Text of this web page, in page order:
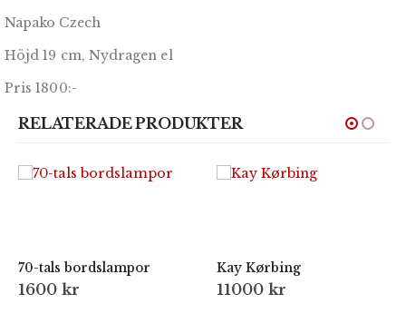
Napako Czech
Höjd 19 cm, Nydragen el
Pris 1800:-
RELATERADE PRODUKTER
70-tals bordslampor
1600 kr
Kay Kørbing
11000 kr